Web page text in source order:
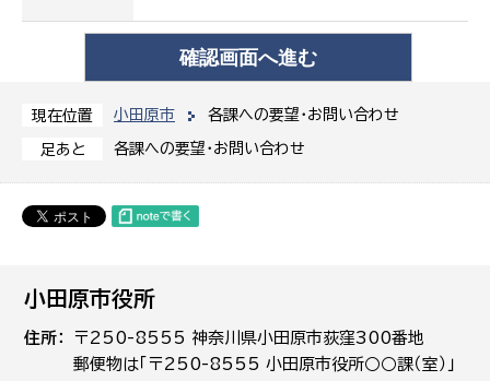
現在位置 小田原市 各課への要望・お問い合わせ
足あと 各課への要望・お問い合わせ
小田原市役所
住所
〒250-8555 神奈川県小田原市荻窪300番地
郵便物は「〒250-8555 小田原市役所○○課（室）」